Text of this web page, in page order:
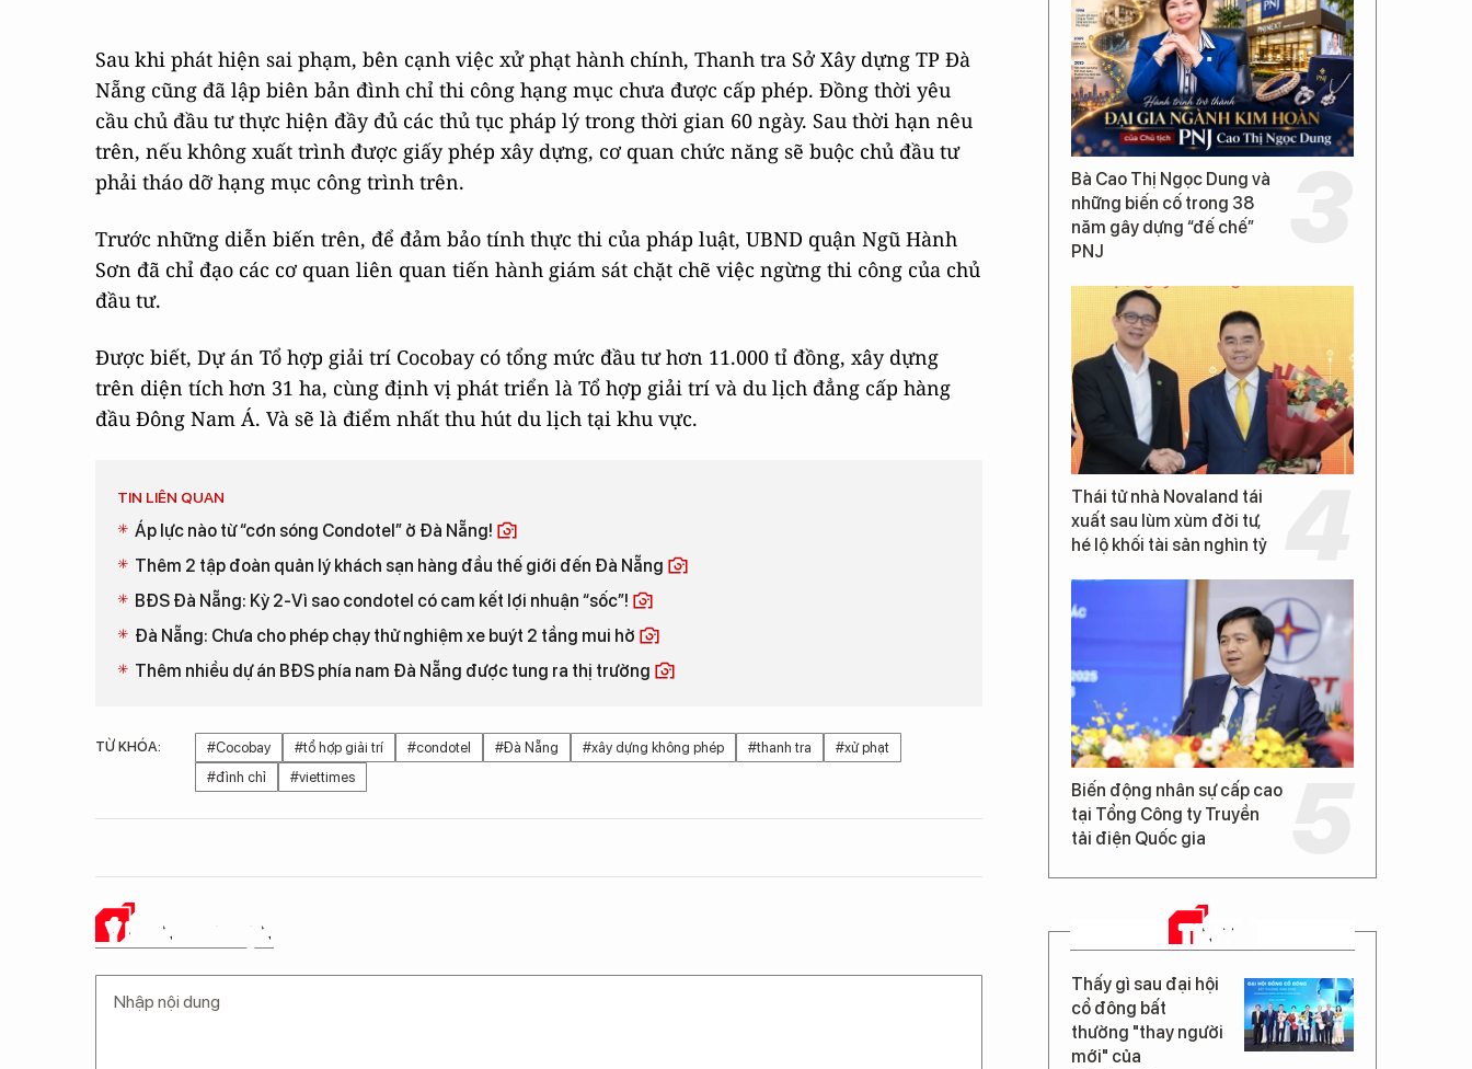
Sau khi phát hiện sai phạm, bên cạnh việc xử phạt hành chính, Thanh tra Sở Xây dựng TP Đà
Nẵng cũng đã lập biên bản đình chỉ thi công hạng mục chưa được cấp phép. Đồng thời yêu
cầu chủ đầu tư thực hiện đầy đủ các thủ tục pháp lý trong thời gian 60 ngày. Sau thời hạn nêu
trên, nếu không xuất trình được giấy phép xây dựng, cơ quan chức năng sẽ buộc chủ đầu tư
phải tháo dỡ hạng mục công trình trên.
Trước những diễn biến trên, để đảm bảo tính thực thi của pháp luật, UBND quận Ngũ Hành
Sơn đã chỉ đạo các cơ quan liên quan tiến hành giám sát chặt chẽ việc ngừng thi công của chủ
đầu tư.
Được biết, Dự án Tổ hợp giải trí Cocobay có tổng mức đầu tư hơn 11.000 tỉ đồng, xây dựng
trên diện tích hơn 31 ha, cùng định vị phát triển là Tổ hợp giải trí và du lịch đẳng cấp hàng
đầu Đông Nam Á. Và sẽ là điểm nhất thu hút du lịch tại khu vực.
TIN LIÊN QUAN
Áp lực nào từ “cơn sóng Condotel” ở Đà Nẵng!
Thêm 2 tập đoàn quản lý khách sạn hàng đầu thế giới đến Đà Nẵng
BĐS Đà Nẵng: Kỳ 2-Vì sao condotel có cam kết lợi nhuận “sốc”!
Đà Nẵng: Chưa cho phép chạy thử nghiệm xe buýt 2 tầng mui hở
Thêm nhiều dự án BĐS phía nam Đà Nẵng được tung ra thị trường
TỪ KHÓA: #Cocobay #tổ hợp giải trí #condotel #Đà Nẵng #xây dựng không phép #thanh tra
#xử phạt
#đình chỉ
#viettimes
Ý KIẾN CỦA BẠN
Bà Cao Thị Ngọc Dung và
những biến cố trong 38
năm gây dựng “đế chế”
PNJ
Thái tử nhà Novaland tái
xuất sau lùm xùm đời tư,
hé lộ khối tài sản nghìn tỷ
Biến động nhân sự cấp cao
tại Tổng Công ty Truyền
tải điện Quốc gia
TIN MỚI
Thấy gì sau đại hội
cổ đông bất
thường "thay người
mới" của